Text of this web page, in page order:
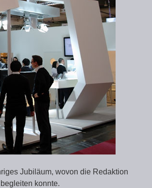
Jubiläum, wovon die Redaktion
begleiten konnte.